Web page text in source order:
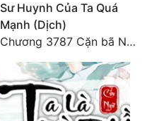
Sư Huynh Của Ta Quá
Mạnh (Dịch)
Chương 3787 Cặn bã Nam Thiên Đạo